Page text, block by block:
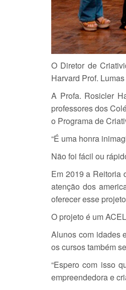
O Diretor de
Harvard Prof.
A Profa. Rosicler
professores dos
o Programa de
“É uma honra
Não foi fácil ou
Em 2019 a Reitoria
atenção dos
oferecer esse
O projeto é um
Alunos com idades
os cursos também
“Espero com isso
empreendedora e